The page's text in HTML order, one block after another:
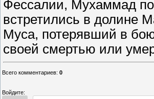
Фессалии, Мухаммад
встретились в долине
Муса, потерявший в
своей смертью или
Всего комментариев: 0
Войдите: